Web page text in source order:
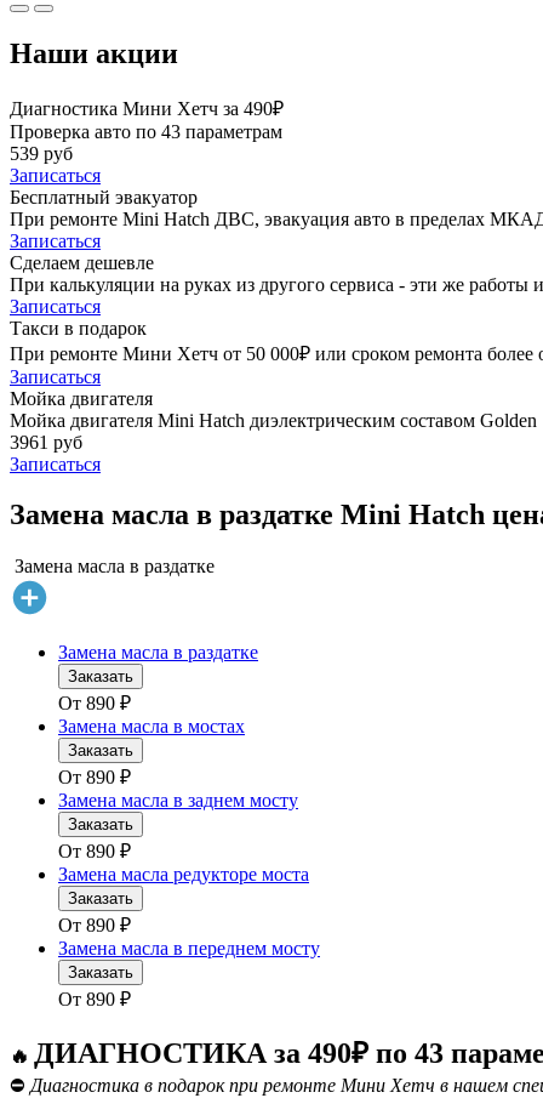
Наши акции
Диагностика Мини Хетч за 490₽
Проверка авто по 43 параметрам
539 руб
Записаться
Бесплатный эвакуатор
При ремонте Mini Hatch ДВС, эвакуация авто в пределах
Записаться
Сделаем дешевле
При калькуляции на руках из другого сервиса - эти же работы
Записаться
Такси в подарок
При ремонте Мини Хетч от 50 000₽ или сроком ремонта более
Записаться
Мойка двигателя
Мойка двигателя Mini Hatch диэлектрическим составом Golden
3961 руб
Записаться
Замена масла в раздатке Mini Hatch
Замена масла в раздатке
Замена масла в раздатке
Заказать
От 890 ₽
Замена масла в мостах
Заказать
От 890 ₽
Замена масла в заднем мосту
Заказать
От 890 ₽
Замена масла редукторе моста
Заказать
От 890 ₽
Замена масла в переднем мосту
Заказать
От 890 ₽
🔥 ДИАГНОСТИКА за 490₽ по 43
⛔ Диагностика в подарок при ремонте Мини Хетч в нашем